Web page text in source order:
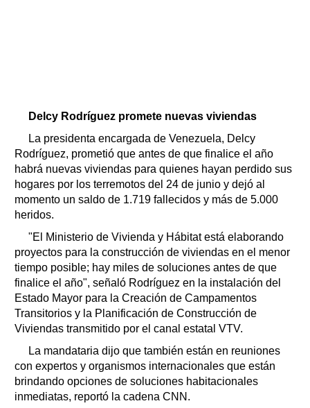
Delcy Rodríguez promete nuevas viviendas
La presidenta encargada de Venezuela, Delcy
Rodríguez, prometió que antes de que finalice el año
habrá nuevas viviendas para quienes hayan perdido sus
hogares por los terremotos del 24 de junio y dejó al
momento un saldo de 1.719 fallecidos y más de 5.000
heridos.
"El Ministerio de Vivienda y Hábitat está elaborando
proyectos para la construcción de viviendas en el menor
tiempo posible; hay miles de soluciones antes de que
finalice el año", señaló Rodríguez en la instalación del
Estado Mayor para la Creación de Campamentos
Transitorios y la Planificación de Construcción de
Viviendas transmitido por el canal estatal VTV.
La mandataria dijo que también están en reuniones
con expertos y organismos internacionales que están
brindando opciones de soluciones habitacionales
inmediatas, reportó la cadena CNN.